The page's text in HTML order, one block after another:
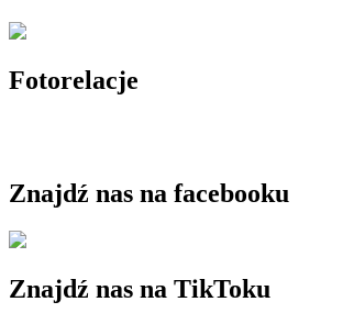
Fotorelacje
Znajdź nas na facebooku
Znajdź nas na TikToku